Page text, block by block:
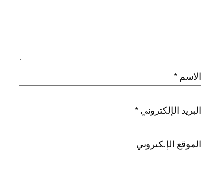
الاسم*
البريد الإلكتروني *
الموقع الإلكتروني